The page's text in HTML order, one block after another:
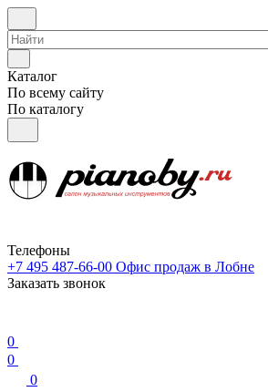
Каталог
По всему сайту
По каталогу
Телефоны
+7 495 487-66-00 Офис продаж в Лобне
Заказать звонок
0
0
0